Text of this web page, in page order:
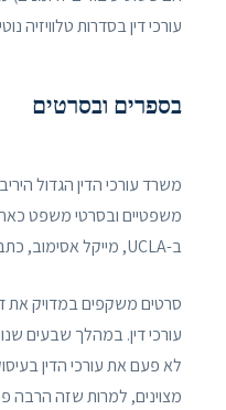
עורכי דין בסדרות טלוויזיה
בספרים ובסרטים
משרד עורכי הדין הגדול
ב-UCLA, מייקל אסימוב, כתב:
סרטים משקפים במדויק את
עורכי דין. במהלך שבעים
לא פעם את עורכי הדין
מצוינים, למרות שזה הרבה